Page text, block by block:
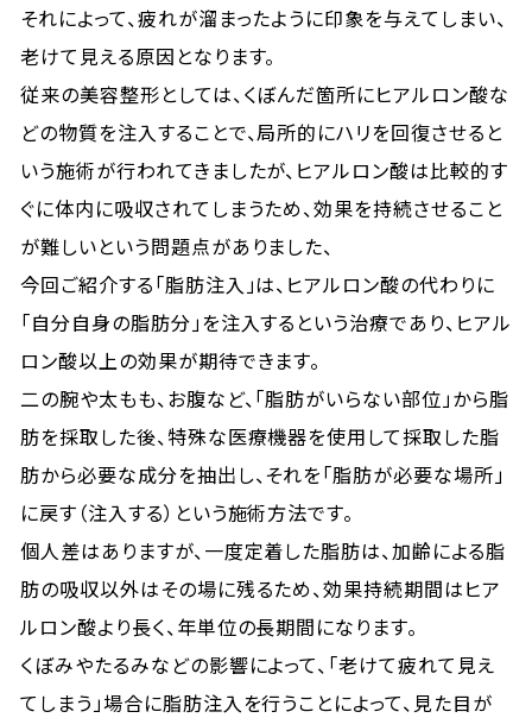
それによって、疲れが溜まったように印象を与えてしまい、
老けて見える原因となります。
従来の美容整形としては、くぼんだ箇所にヒアルロン酸な
どの物質を注入することで、局所的にハリを回復させると
いう施術が行われてきましたが、ヒアルロン酸は比較的す
ぐに体内に吸収されてしまうため、効果を持続させること
が難しいという問題点がありました、
今回ご紹介する「脂肪注入」は、ヒアルロン酸の代わりに
「自分自身の脂肪分」を注入するという治療であり、ヒアル
ロン酸以上の効果が期待できます。
二の腕や太もも、お腹など、「脂肪がいらない部位」から脂
肪を採取した後、特殊な医療機器を使用して採取した脂
肪から必要な成分を抽出し、それを「脂肪が必要な場所」
に戻す（注入する）という施術方法です。
個人差はありますが、一度定着した脂肪は、加齢による脂
肪の吸収以外はその場に残るため、効果持続期間はヒア
ルロン酸より長く、年単位の長期間になります。
くぼみやたるみなどの影響によって、「老けて疲れて見え
てしまう」場合に脂肪注入を行うことによって、見た目が